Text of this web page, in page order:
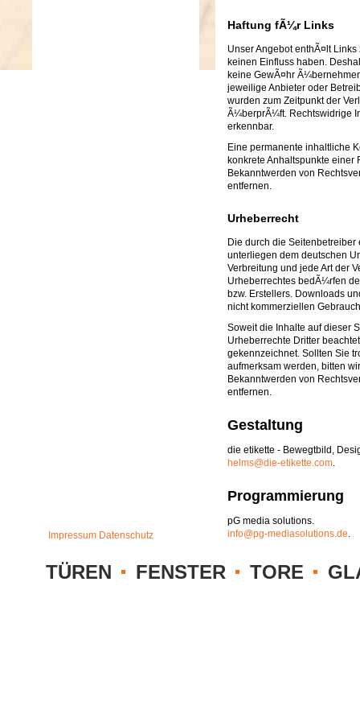
Impressum Datenschutz
Haftung fÃ¼r Links
Unser Angebot enthÃ¤lt
keinen Einfluss haben.
keine GewÃ¤hr
jeweilige Anbieter oder
wurden zum Zeitpunkt der
Ã¼berprÃ¼ft. Rechtswidrige
erkennbar.
Eine permanente inhaltliche
konkrete Anhaltspunkte einer
Bekanntwerden von
entfernen.
Urheberrecht
Die durch die
unterliegen dem deutschen
Verbreitung und jede Art der
Urheberrechtes bedÃ¼rfen
bzw. Erstellers. Downloads
nicht kommerziellen
Soweit die Inhalte auf dieser
Urheberrechte Dritter
gekennzeichnet. Sollten Sie
aufmerksam werden, bitten
Bekanntwerden von
entfernen.
Gestaltung
die etikette - Bewegtbild,
helms@die-etikette.com.
Programmierung
pG media solutions.
info@pg-mediasolutions.de.
TÜREN FENSTER TORE